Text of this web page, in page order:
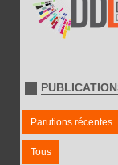
Parutions récentes
Tous